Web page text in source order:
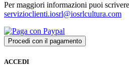
Per maggiori informazioni puoi
servizioclienti.iosrl@iosrlcultura.com
ACCEDI